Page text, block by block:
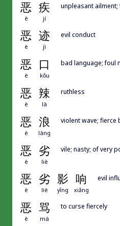
恶 疾
è jí
unpleasant
恶 迹
è jì
evil conduct
恶 口
è kǒu
bad language; foul
恶 辣
è là
ruthless
恶 浪
è làng
violent wave;
恶 劣
è liè
vile; nasty; of very
恶 劣 影 响
è liè yǐng xiǎng
evil
恶 骂
è mà
to curse fiercely